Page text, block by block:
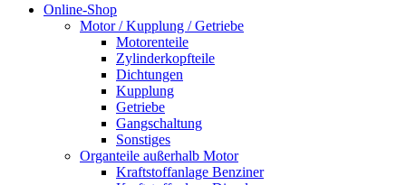
Online-Shop
Motor / Kupplung / Getriebe
Motorenteile
Zylinderkopfteile
Dichtungen
Kupplung
Getriebe
Gangschaltung
Sonstiges
Organteile außerhalb Motor
Kraftstoffanlage Benziner